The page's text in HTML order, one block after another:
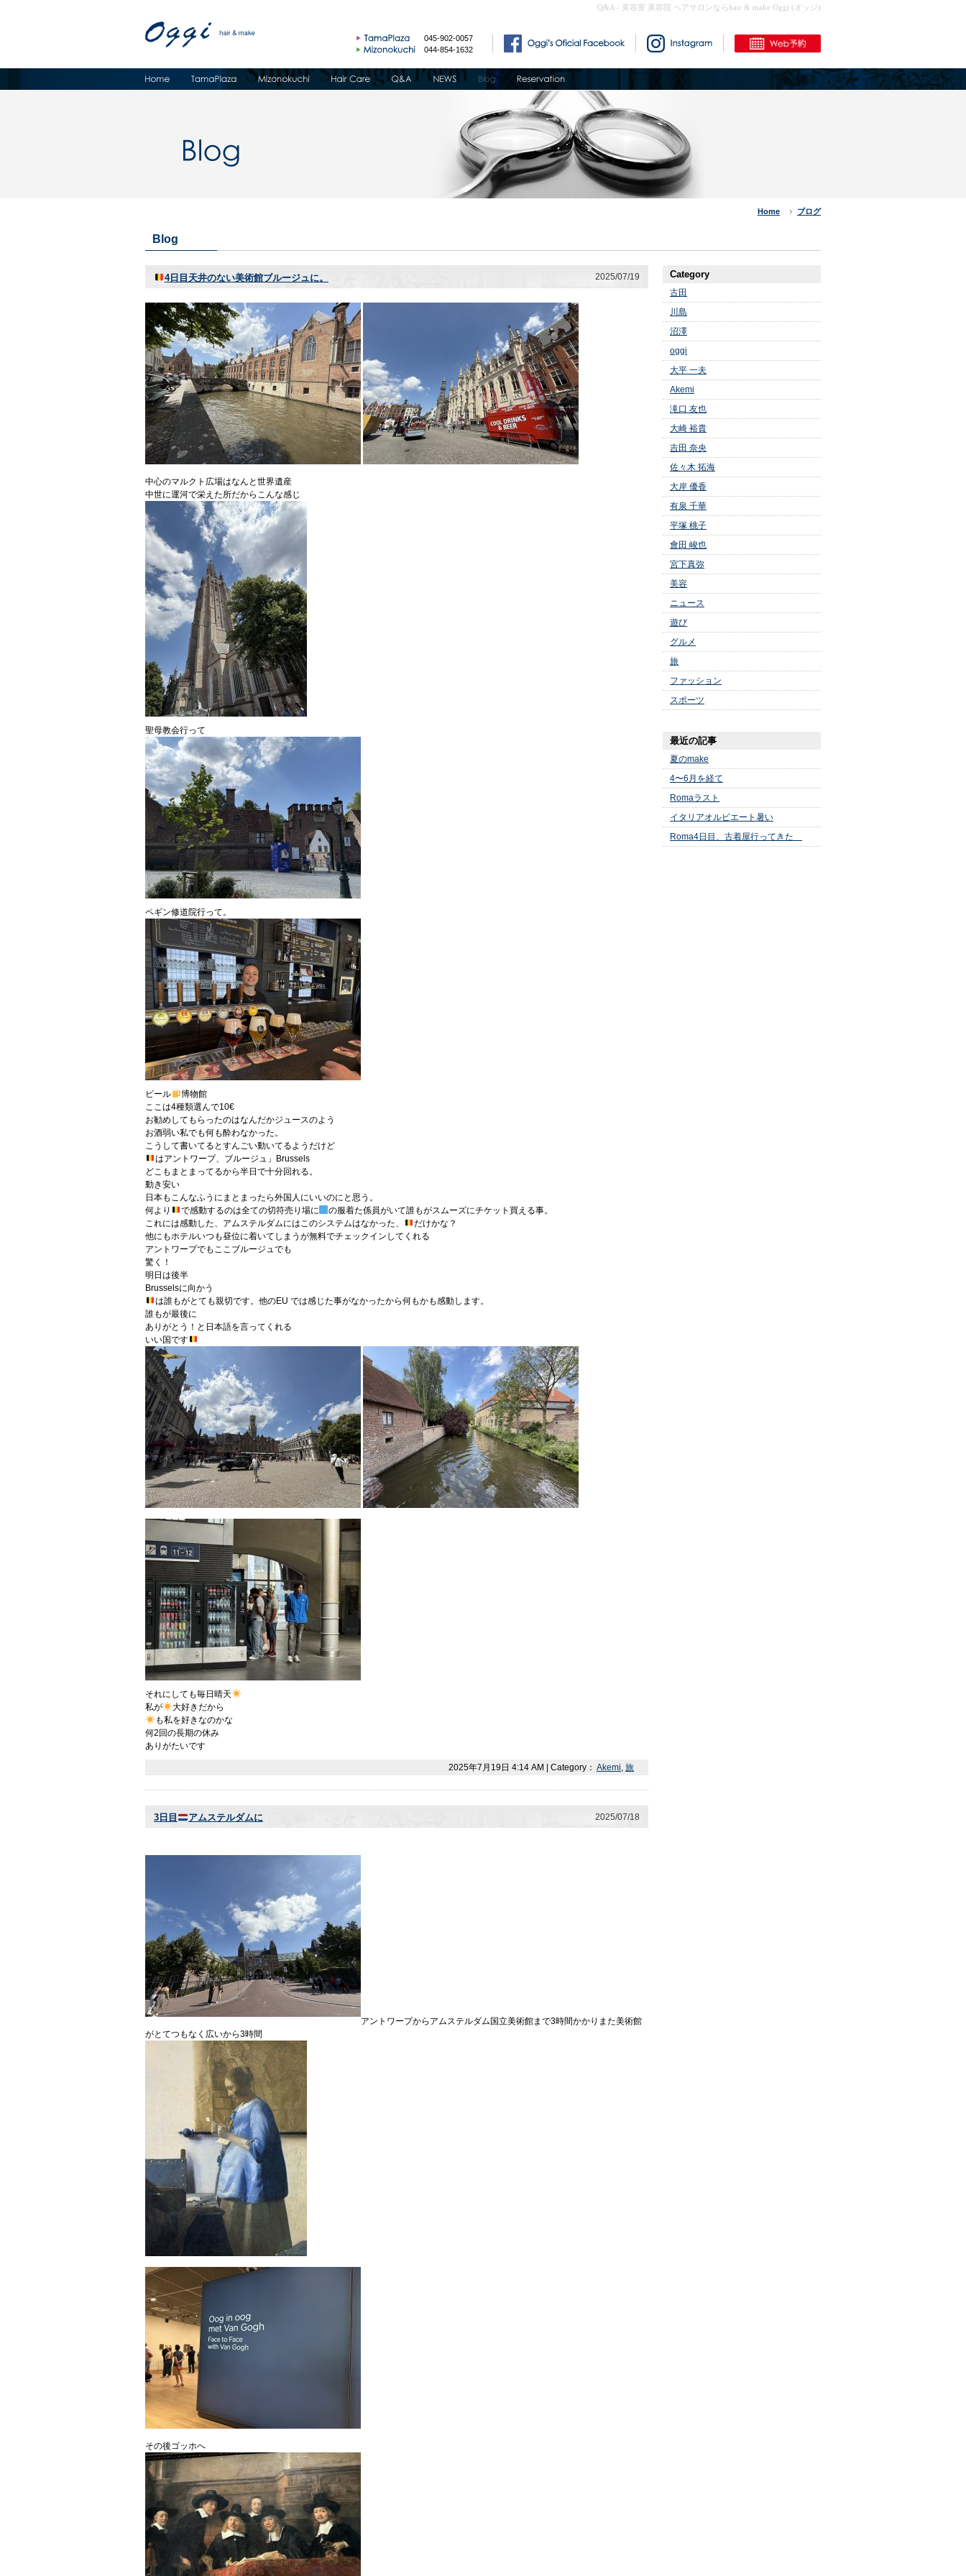
Q&A - 美容室 美容院 ヘアサロンならhair & make Oggi (オッジ)
045-902-0057
044-854-1632
Home ブログ
Blog
4日目天井のない美術館ブルージュに。 2025/07/19
中心のマルクト広場はなんと世界遺産
中世に運河で栄えた所だからこんな感じ
聖母教会行って
ペギン修道院行って。
ビール
博物館
ここは4種類選んで10€
お勧めしてもらったのはなんだかジュースのよう
お酒弱い私でも何も酔わなかった。
こうして書いてるとすんごい動いてるようだけど
はアントワープ、ブルージュ」Brussels
どこもまとまってるから半日で十分回れる。
動き安い
日本もこんなふうにまとまったら外国人にいいのにと思う。
何より
で感動するのは全ての切符売り場に
の服着た係員がいて誰もがスムーズにチケット買える事。
これには感動した、アムステルダムにはこのシステムはなかった、
だけかな？
他にもホテルいつも昼位に着いてしまうが無料でチェックインしてくれる
アントワープでもここブルージュでも
驚く！
明日は後半
Brusselsに向かう
は誰もがとても親切です。他のEU では感じた事がなかったから何もかも感動します。
誰もが最後に
ありがとう！と日本語を言ってくれる
いい国です
それにしても毎日晴天
私が
大好きだから
も私を好きなのかな
何2回の長期の休み
ありがたいです
2025年7月19日 4:14 AM | Category： Akemi 旅
3日目 アムステルダムに 2025/07/18
アントワープからアムステルダム国立美術館まで3時間かかりまた美術館
がとてつもなく広いから3時間
その後ゴッホへ
Category
古田
川島
沼澤
oggi
大平 一夫
Akemi
滝口 友也
大崎 裕貴
吉田 奈央
佐々木 拓海
大岸 優香
有泉 千華
平塚 桃子
會田 峻也
宮下真弥
美容
ニュース
遊び
グルメ
旅
ファッション
スポーツ
最近の記事
夏のmake
4〜6月を経て
Romaラスト
イタリアオルビエート暑い
Roma4日目、古着屋行ってきた